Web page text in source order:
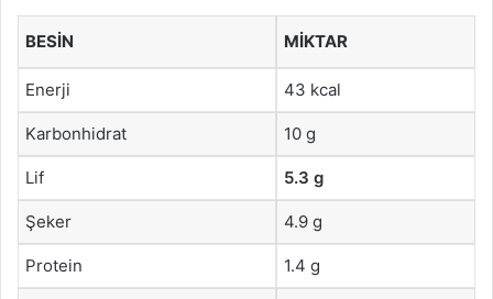
BESIN MIKTAR
Enerji 43 kcal
Karbonhidrat 10 g
Lif 5.3 g
Şeker 4.9 g
Protein 1.4 g